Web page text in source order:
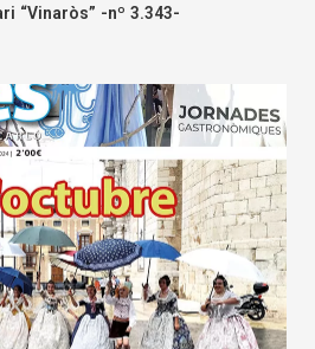
“Vinaròs” -nº 3.343-